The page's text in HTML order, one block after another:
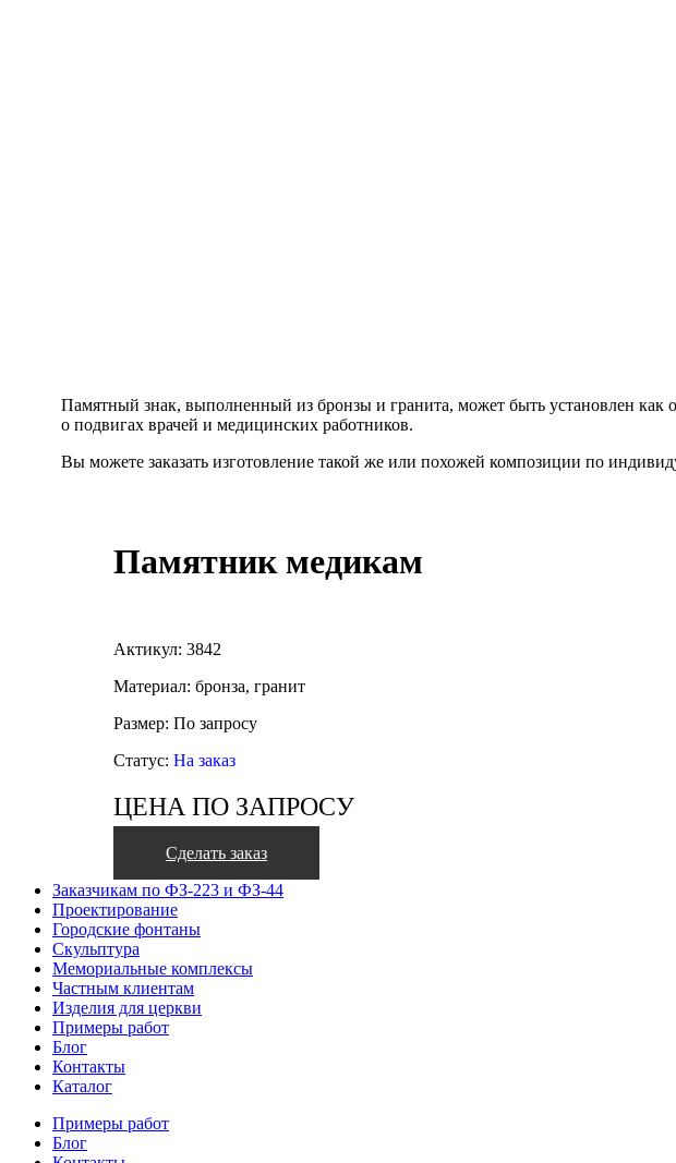
Памятный знак, выполненный из бронзы и гранита, может быть установлен как
о подвигах врачей и медицинских работников.
Вы можете заказать изготовление такой же или похожей композиции по
Памятник медикам
Актикул: 3842
Материал: бронза, гранит
Размер: По запросу
Статус: На заказ
ЦЕНА ПО ЗАПРОСУ
Сделать заказ
Заказчикам по ФЗ-223 и ФЗ-44
Проектирование
Городские фонтаны
Скульптура
Мемориальные комплексы
Частным клиентам
Изделия для церкви
Примеры работ
Блог
Контакты
Каталог
Примеры работ
Блог